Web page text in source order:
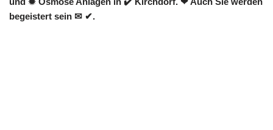
begeistert sein ✉ ✔.